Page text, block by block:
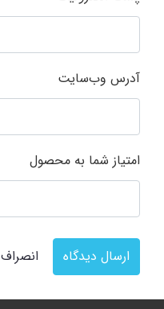
آدرس وب‌سایت
امتیاز شما به محصول
ارسال دیدگاه انصراف